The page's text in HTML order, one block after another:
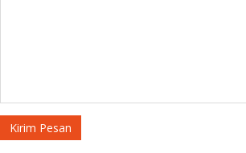
Kirim Pesan